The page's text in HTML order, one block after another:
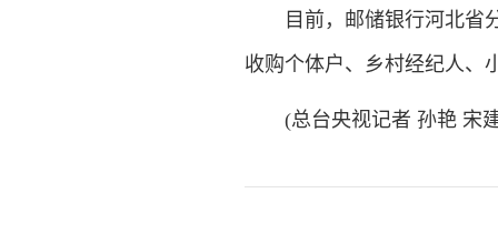
目前，邮储银行河北省分
收购个体户、乡村经纪人、
(总台央视记者 孙艳 宋建